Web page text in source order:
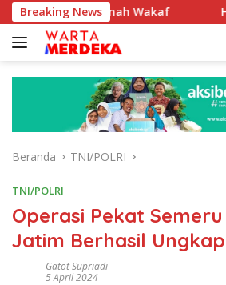
Langsung
ke
konten
Breaking News
Tanah Wakaf Hamka B.
Beranda TNI/POLRI
TNI/POLRI
Operasi Pekat
Jatim Berhasil
Gatot Supriadi
5 April 2024